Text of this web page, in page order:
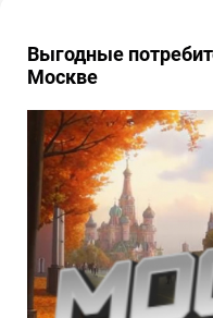
Выгодные
Москве